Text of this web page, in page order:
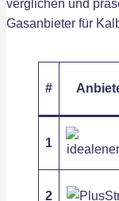
verglichen und
Gasanbieter für
#
1
2